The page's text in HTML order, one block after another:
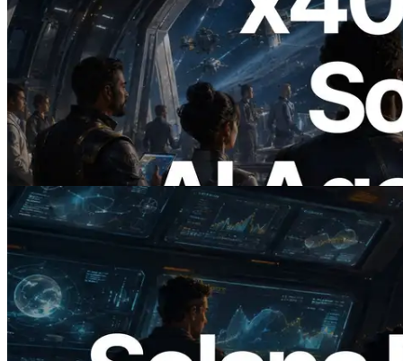
2026.07.04
ERPC x402 destekli Solana RPC'yi
yayınladı — AI agent'ların ihtiyaç
duydukları API'ler için anında ödeme
yaptığı dönem
Bu makaleyi oku